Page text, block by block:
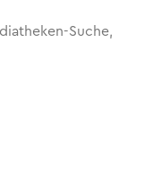
Suche,